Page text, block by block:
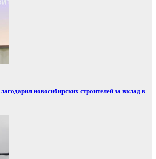
новосибирских строителей за вклад в